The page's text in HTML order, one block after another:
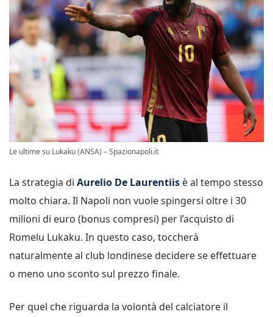
Le ultime su Lukaku (ANSA) – Spazionapoli.it
La strategia di Aurelio De Laurentiis è al tempo stesso
molto chiara. Il Napoli non vuole spingersi oltre i 30
milioni di euro (bonus compresi) per l’acquisto di
Romelu Lukaku. In questo caso, toccherà
naturalmente al club londinese decidere se effettuare
o meno uno sconto sul prezzo finale.
Per quel che riguarda la volontà del calciatore il